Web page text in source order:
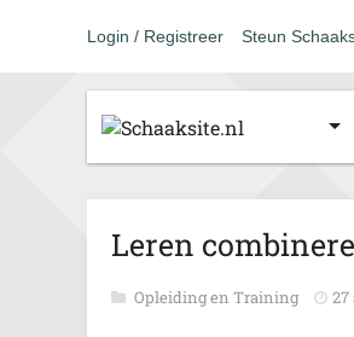
Login / Registreer Steun
Leren
Opleiding en Training 27